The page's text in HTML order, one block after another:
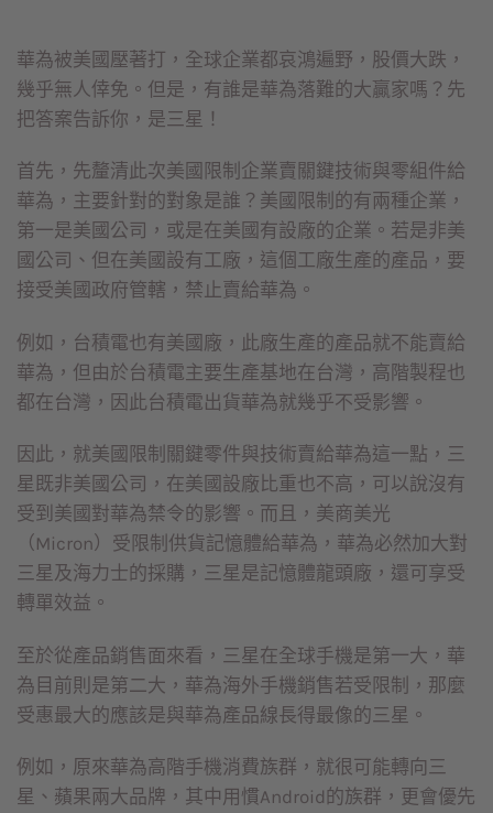
華為被美國壓著打，全球企業都哀鴻遍野，股價大跌，
幾乎無人倖免。但是，有誰是華為落難的大贏家嗎？先
把答案告訴你，是三星！
首先，先釐清此次美國限制企業賣關鍵技術與零組件給
華為，主要針對的對象是誰？美國限制的有兩種企業，
第一是美國公司，或是在美國有設廠的企業。若是非美
國公司、但在美國設有工廠，這個工廠生產的產品，要
接受美國政府管轄，禁止賣給華為。
例如，台積電也有美國廠，此廠生產的產品就不能賣給
華為，但由於台積電主要生產基地在台灣，高階製程也
都在台灣，因此台積電出貨華為就幾乎不受影響。
因此，就美國限制關鍵零件與技術賣給華為這一點，三
星既非美國公司，在美國設廠比重也不高，可以說沒有
受到美國對華為禁令的影響。而且，美商美光
（Micron）受限制供貨記憶體給華為，華為必然加大對
三星及海力士的採購，三星是記憶體龍頭廠，還可享受
轉單效益。
至於從產品銷售面來看，三星在全球手機是第一大，華
為目前則是第二大，華為海外手機銷售若受限制，那麼
受惠最大的應該是與華為產品線長得最像的三星。
例如，原來華為高階手機消費族群，就很可能轉向三
星、蘋果兩大品牌，其中用慣Android的族群，更會優先